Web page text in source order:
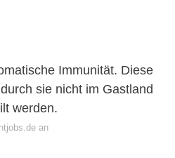
Immunität. Diese
sie nicht im Gastland
werden.
an